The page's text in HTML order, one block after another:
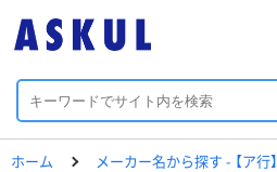
ホーム メーカー名から探す - 【ア行】